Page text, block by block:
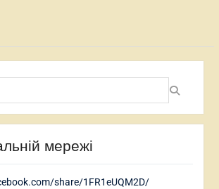
мережі
share/1FR1eUQM2D/